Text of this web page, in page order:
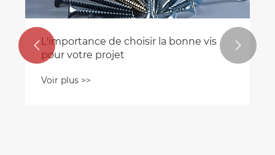
L'importance de choisir la bonne vis
pour votre projet
Voir plus >>
 